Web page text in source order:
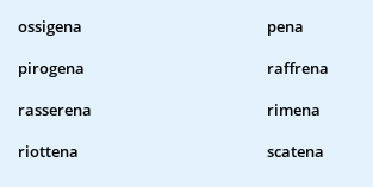
ossigena
pena
pirogena
raffrena
rasserena
rimena
riottena
scatena